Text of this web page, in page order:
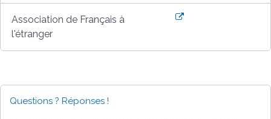
Association de Français à
l'étranger
Questions ? Réponses !